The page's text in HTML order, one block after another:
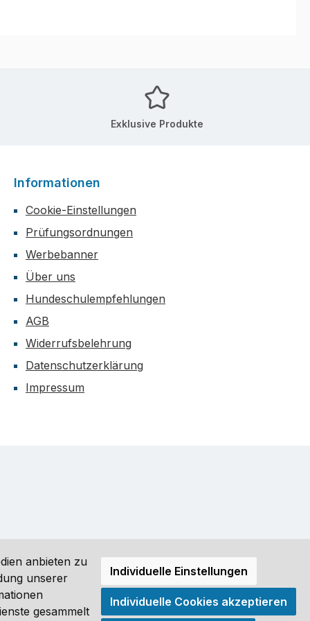
Exklusive Produkte
Informationen
Cookie-Einstellungen
Prüfungsordnungen
Werbebanner
Über uns
Hundeschulempfehlungen
AGB
Widerrufsbelehrung
Datenschutzerklärung
Impressum
(DE) angezeigt. Streichpreise = UVP-Preise. Abbildungen
anbieten zu
unserer
gesammelt
Individuelle Einstellungen
Individuelle Cookies akzeptieren